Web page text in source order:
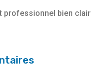
professionnel bien clair